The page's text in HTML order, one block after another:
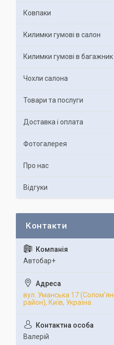
Ковпаки
Килимки гумові в салон
Килимки гумові в багажник
Чохли салона
Товари та послуги
Доставка і оплата
Фотогалерея
Про нас
Відгуки
Автобар+
вул. Уманська 17
район), Київ, Україна
Валерій